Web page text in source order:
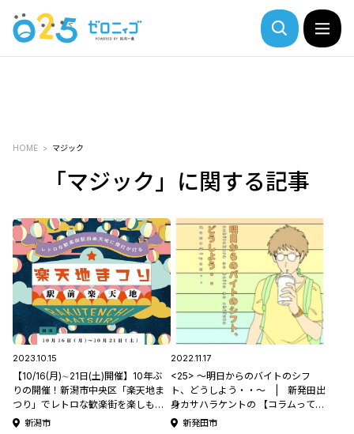
HOME マジック
「マジック」に関する記事
2023.10.15
【10/16(月)∼21日(土)開催】10年ぶ
りの開催！新潟市中央区「楽天地ま
つり」でレトロな歓楽街を楽しもう
♪ 新潟市
2022.11.17
<25> ～明日からのバイトのシフ
ト、どうしよう・・～ | 新発田出
身カサハラケントの 【コラムって何
書けばいいんですか？】
新発田市